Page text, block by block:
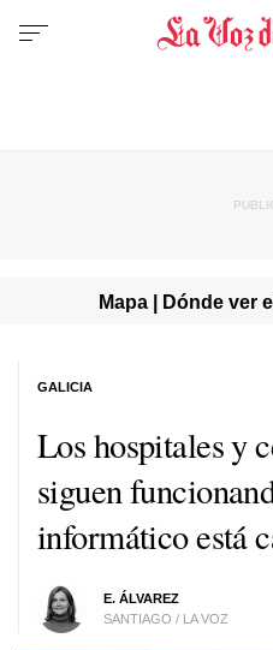
Mapa | Dónde ver
Los hospitales y
siguen
informático está
E. ÁLVAREZ
SANTIAGO / LA VOZ
GALICIA